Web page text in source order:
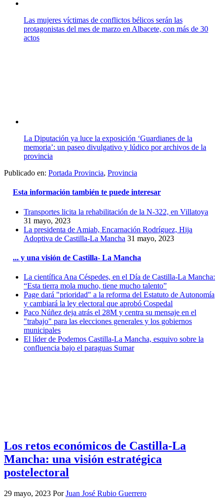
Las mujeres víctimas de conflictos bélicos serán las
protagonistas del mes de marzo en Albacete, con más de 30
actos
La Diputación ya luce la exposición ‘Guardianes de la
memoria’: un paseo divulgativo y lúdico por archivos de la
provincia
Publicado en: Portada Provincia, Provincia
Esta información también te puede interesar
Transportes licita la rehabilitación de la N-322, en Villatoya
31 mayo, 2023
La presidenta de Amiab, Encarnación Rodríguez, Hija
Adoptiva de Castilla-La Mancha 31 mayo, 2023
... y una visión de Castilla- La Mancha
La científica Ana Céspedes, en el Día de Castilla-La Mancha:
“Esta tierra mola mucho, tiene mucho talento”
Page dará "prioridad" a la reforma del Estatuto de Autonomía
y cambiará la ley electoral que aprobó Cospedal
Paco Núñez deja atrás el 28M y centra su mensaje en el
"trabajo" para las elecciones generales y los gobiernos
municipales
El líder de Podemos Castilla-La Mancha, esquivo sobre la
confluencia bajo el paraguas Sumar
Los retos económicos de Castilla-La
Mancha: una visión estratégica
postelectoral
29 mayo, 2023 PorJuan José Rubio Guerrero